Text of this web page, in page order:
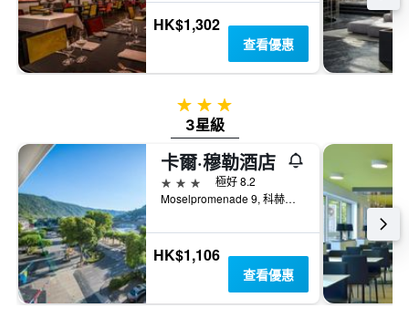
HK$1,302
查看優惠
3星級
3星級
卡爾·穆勒酒店
3星級
極好 8.2
Moselpromenade 9, 科赫姆, 萊茵蘭-普法茲邦, 德國
HK$1,106
查看優惠